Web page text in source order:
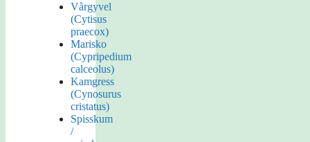
Vårgyvel
(Cytisus
praecox)
Marisko
(Cypripedium
calceolus)
Kamgress
(Cynosurus
cristatus)
Spisskum
/